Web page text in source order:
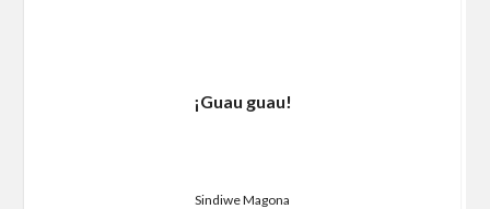
¡Guau guau!
Sindiwe Magona